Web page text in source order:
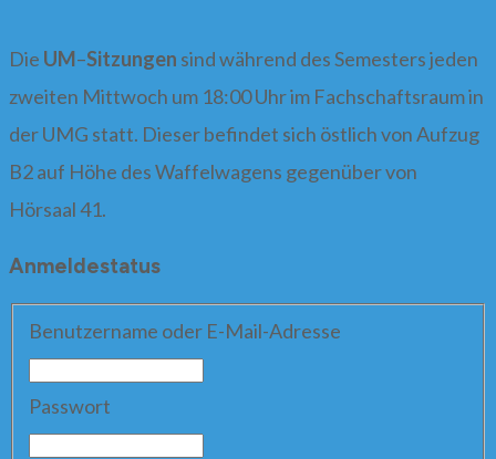
Die UM–Sitzungen sind während des Semesters jeden
zweiten Mittwoch um 18:00 Uhr im Fachschaftsraum in
der UMG statt. Dieser befindet sich östlich von Aufzug
B2 auf Höhe des Waffelwagens gegenüber von
Hörsaal 41.
Anmeldestatus
Benutzername oder E-Mail-Adresse
Passwort